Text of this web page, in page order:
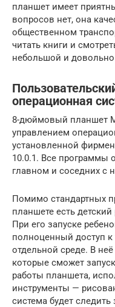
планшет имеет
вопросов нет, она
общественном
читать книги и
небольшой и довольно
операционная
8-дюймовый планшет
управлением
установленной
10.0.1. Все программы
главном и соседних с
Помимо стандартных
планшете есть
При его запуске
полноценный доступ к
отдельной среде. В
которые сможет
работы планшета,
инструменты —
система будет